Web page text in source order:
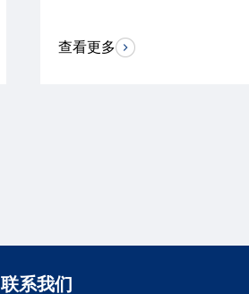
查看更多
联系我们